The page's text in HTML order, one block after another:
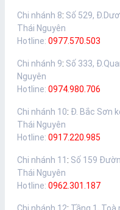
Chi nhánh 8: Số 529,
Thái Nguyên
Hotline: 0977.570.503
Chi nhánh 9: Số 333,
Nguyên
Hotline: 0974.980.706
Chi nhánh 10: Đ. Bắc Sơn
Thái Nguyên
Hotline: 0917.220.985
Chi nhánh 11 : Số 159
Thái Nguyên
Hotline: 0962.301.187